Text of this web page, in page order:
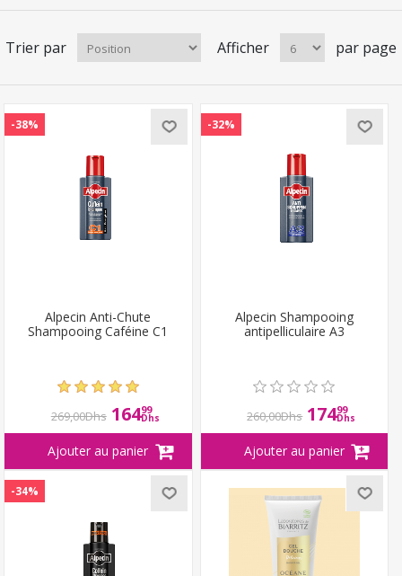
Trier par Afficher par page
-38%
Alpecin Anti-Chute
Shampooing Caféine C1
269,00Dhs 16499
Dhs
-32%
Alpecin Shampooing
antipelliculaire A3
260,00Dhs 17499
Dhs
-34%